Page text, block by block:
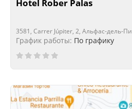
Hotel Rober Palas
3581, Carrer Júpiter, 2, Альфас-дель-Пи
График работы: По графику